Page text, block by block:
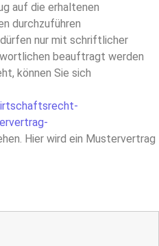
auf die erhaltenen
durchzuführen
nur mit schriftlicher
beauftragt werden
können Sie sich
Hier wird ein Mustervertrag